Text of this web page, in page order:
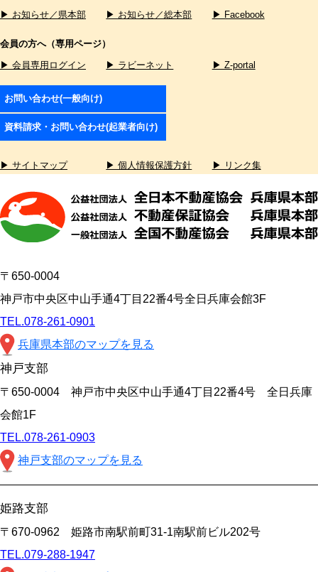
▶ お知らせ／県本部
▶ お知らせ／総本部 ▶ Facebook
会員の方へ（専用ページ）
▶ 会員専用ログイン
▶ ラビーネット ▶ Z-portal
お問い合わせ(一般向け)
資料請求・お問い合わせ(起業者向け)
▶ サイトマップ ▶ 個人情報保護方針 ▶ リンク集
〒650-0004
神戸市中央区中山手通4丁目22番4号全日兵庫会館3F
TEL.078-261-0901
兵庫県本部のマップを見る
神戸支部
〒650-0004 神戸市中央区中山手通4丁目22番4号 全日兵庫
会館1F
TEL.078-261-0903
神戸支部のマップを見る
姫路支部
〒670-0962 姫路市南駅前町31-1南駅前ビル202号
TEL.079-288-1947